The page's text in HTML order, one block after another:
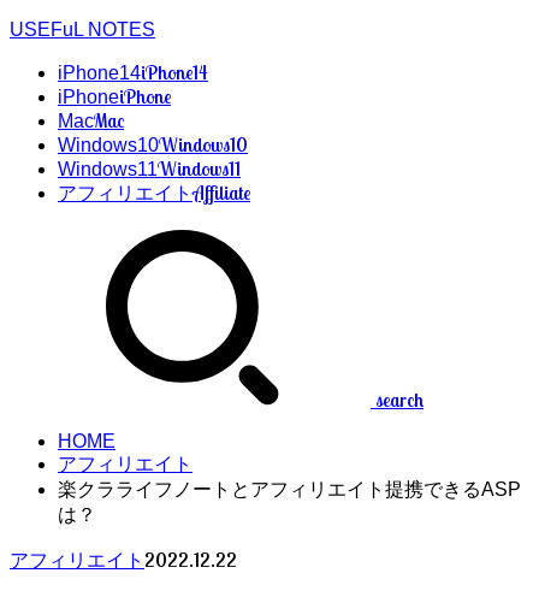
USEFuL NOTES
iPhone14iPhone14
iPhoneiPhone
MacMac
Windows10Windows10
Windows11Windows11
アフィリエイトAffiliate
search
HOME
アフィリエイト
楽クラライフノートとアフィリエイト提携できるASP
は？
アフィリエイト 2022.12.22